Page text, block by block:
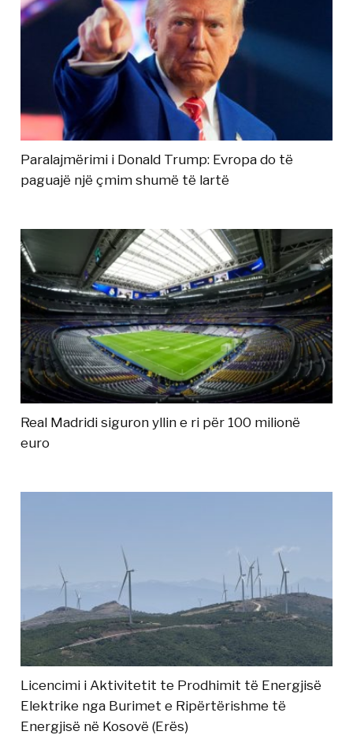
Paralajmërimi i Donald Trump: Evropa do të
paguajë një çmim shumë të lartë
Real Madridi siguron yllin e ri për 100 milionë
euro
Licencimi i Aktivitetit te Prodhimit të Energjisë
Elektrike nga Burimet e Ripërtërishme të
Energjisë në Kosovë (Erës)